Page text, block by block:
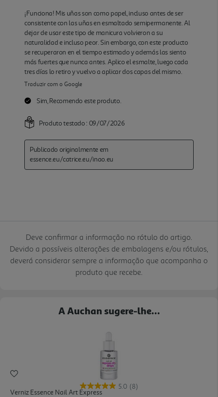
Deve confirmar a informação no rótulo do artigo.
Devido a possíveis alterações de embalagens e/ou rótulos,
deverá considerar sempre a informação que acompanha o
produto que recebe.
A Auchan sugere-lhe...
5.0 (8)
Verniz Essence Nail Art Express